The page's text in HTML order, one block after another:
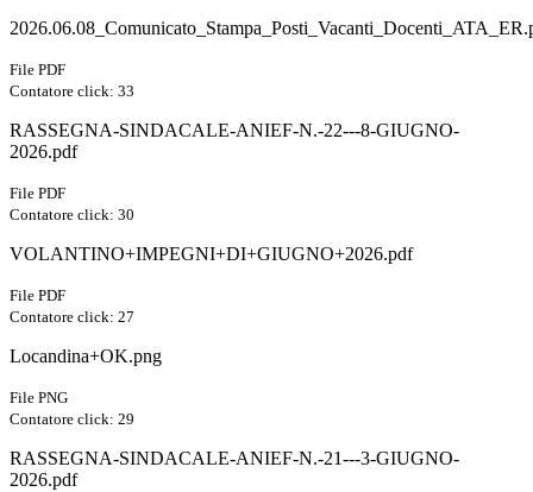
File PDF
Contatore click: 33
RASSEGNA-SINDACALE-ANIEF-N.-22---8-GIUGNO-
2026.pdf
File PDF
Contatore click: 30
VOLANTINO+IMPEGNI+DI+GIUGNO+2026.pdf
File PDF
Contatore click: 27
Locandina+OK.png
File PNG
Contatore click: 29
RASSEGNA-SINDACALE-ANIEF-N.-21---3-GIUGNO-
2026.pdf